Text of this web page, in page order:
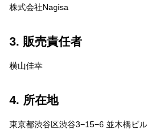
株式会社Nagisa
3. 販売責任者
横山佳幸
4. 所在地
東京都渋谷区渋谷3−15−6 並木橋ビ